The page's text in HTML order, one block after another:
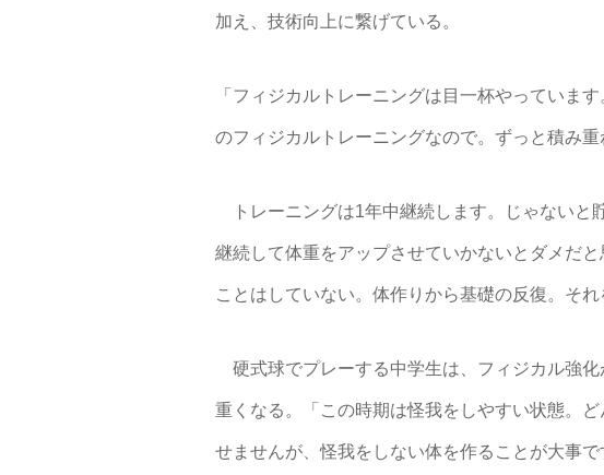
加え、技術向上に繋げている。
「フィジカルトレーニングは目一杯やっていま
のフィジカルトレーニングなので。ずっと積み重
トレーニングは1年中継続します。じゃないと
継続して体重をアップさせていかないとダメだ
ことはしていない。体作りから基礎の反復。それ
硬式球でプレーする中学生は、フィジカル強
重くなる。「この時期は怪我をしやすい状態。
せませんが、怪我をしない体を作ることが大事